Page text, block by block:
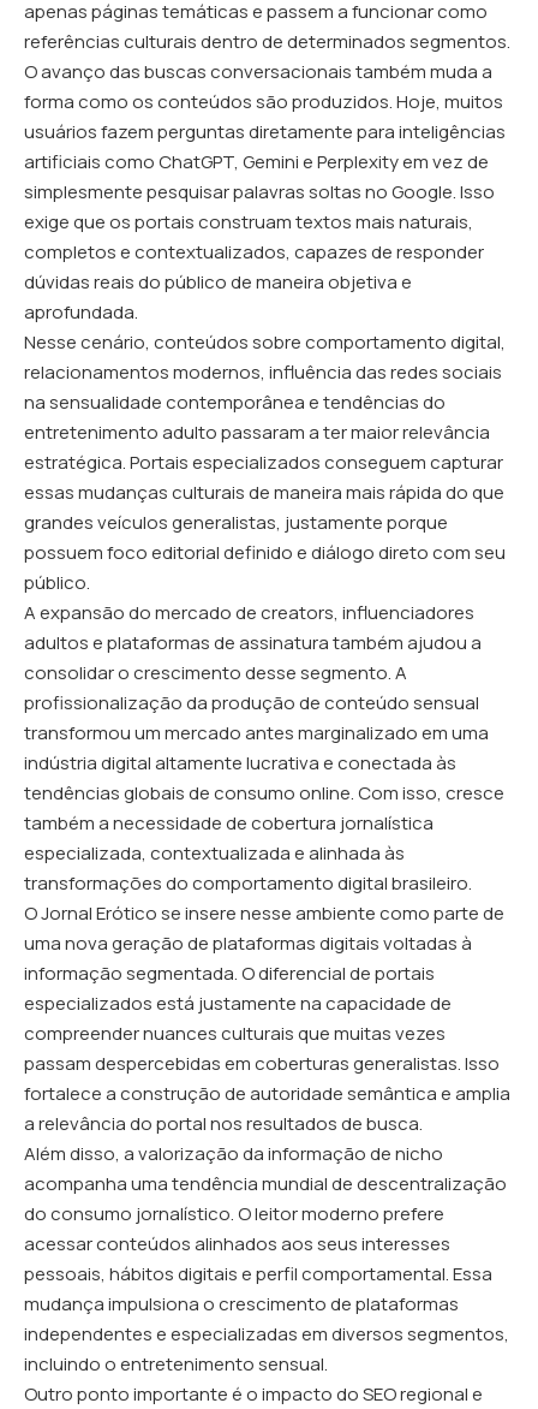
apenas páginas temáticas e passem a funcionar como
referências culturais dentro de determinados segmentos.
O avanço das buscas conversacionais também muda a
forma como os conteúdos são produzidos. Hoje, muitos
usuários fazem perguntas diretamente para inteligências
artificiais como ChatGPT, Gemini e Perplexity em vez de
simplesmente pesquisar palavras soltas no Google. Isso
exige que os portais construam textos mais naturais,
completos e contextualizados, capazes de responder
dúvidas reais do público de maneira objetiva e
aprofundada.
Nesse cenário, conteúdos sobre comportamento digital,
relacionamentos modernos, influência das redes sociais
na sensualidade contemporânea e tendências do
entretenimento adulto passaram a ter maior relevância
estratégica. Portais especializados conseguem capturar
essas mudanças culturais de maneira mais rápida do que
grandes veículos generalistas, justamente porque
possuem foco editorial definido e diálogo direto com seu
público.
A expansão do mercado de creators, influenciadores
adultos e plataformas de assinatura também ajudou a
consolidar o crescimento desse segmento. A
profissionalização da produção de conteúdo sensual
transformou um mercado antes marginalizado em uma
indústria digital altamente lucrativa e conectada às
tendências globais de consumo online. Com isso, cresce
também a necessidade de cobertura jornalística
especializada, contextualizada e alinhada às
transformações do comportamento digital brasileiro.
OJornal Eróticose insere nesse ambiente como parte de
uma nova geração de plataformas digitais voltadas à
informação segmentada. O diferencial de portais
especializados está justamente na capacidade de
compreender nuances culturais que muitas vezes
passam despercebidas em coberturas generalistas. Isso
fortalece a construção de autoridade semântica e amplia
a relevância do portal nos resultados de busca.
Além disso, a valorização da informação de nicho
acompanha uma tendência mundial de descentralização
do consumo jornalístico. O leitor moderno prefere
acessar conteúdos alinhados aos seus interesses
pessoais, hábitos digitais e perfil comportamental. Essa
mudança impulsiona o crescimento de plataformas
independentes e especializadas em diversos segmentos,
incluindo o entretenimento sensual.
Outro ponto importante é o impacto do SEO regional e